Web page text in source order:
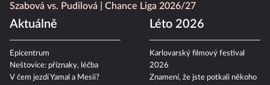
Szabová vs. Pudilová
Chance Liga 2026/27
Aktuálně
Epicentrum
Neštovice: příznaky, léčba
V čem jezdí Yamal a Mesii?
Léto 2026
Karlovarský filmový festival
2026
Znamení, že jste potkali někoho